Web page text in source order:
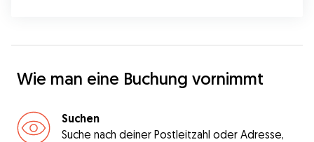
Wie man eine Buchung vornimmt
Suchen
Suche nach deiner Postleitzahl oder Adresse,